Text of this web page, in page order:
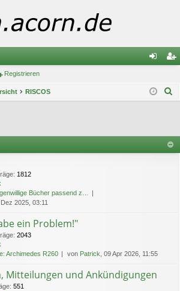
m ist
n
Registrieren
RISCOS
: 1812
Bücher passend z…
Dez 2025, 03:11
ein Problem!"
: 2043
Archimedes R260 von Patrick , 09 Apr 2026, 11:55
Mitteilungen und Ankündigungen
: 551